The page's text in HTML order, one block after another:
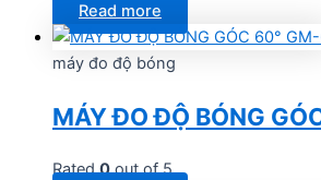
Read more
máy đo độ bóng
MÁY ĐO ĐỘ BÓNG
Rated0out of 5